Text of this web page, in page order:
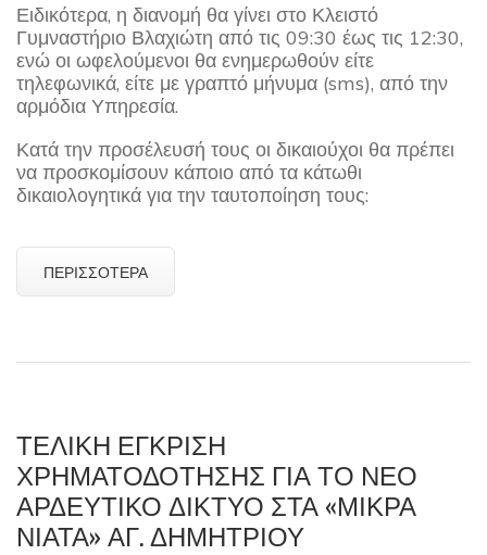
Ειδικότερα, η διανομή θα γίνει στο Κλειστό
Γυμναστήριο Βλαχιώτη από τις 09:30 έως τις 12:30,
ενώ οι ωφελούμενοι θα ενημερωθούν είτε
τηλεφωνικά, είτε με γραπτό μήνυμα (sms), από την
αρμόδια Υπηρεσία.
Κατά την προσέλευσή τους οι δικαιούχοι θα πρέπει
να προσκομίσουν κάποιο από τα κάτωθι
δικαιολογητικά για την ταυτοποίηση τους:
ΠΕΡΙΣΣΌΤΕΡΑ
ΤΕΛΙΚΗ ΕΓΚΡΙΣΗ
ΧΡΗΜΑΤΟΔΟΤΗΣΗΣ ΓΙΑ ΤΟ ΝΕΟ
ΑΡΔΕΥΤΙΚΟ ΔΙΚΤΥΟ ΣΤΑ «ΜΙΚΡΑ
ΝΙΑΤΑ» ΑΓ. ΔΗΜΗΤΡΙΟΥ